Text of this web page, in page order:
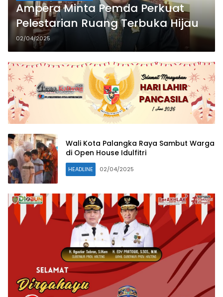
Ampera Minta Pemda Perkuat
Pelestarian Ruang Terbuka Hijau
02/04/2025
Wali Kota Palangka Raya Sambut Warga
di Open House Idulfitri
HEADLINE 02/04/2025